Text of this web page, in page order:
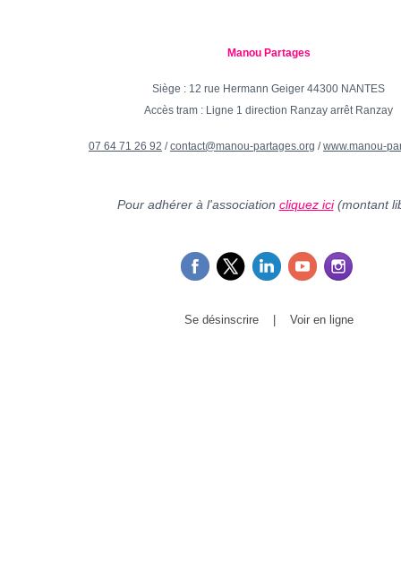
Manou Partages
Siège : 12 rue Hermann Geiger 44300 NANTES
Accès tram : Ligne 1 direction Ranzay arrêt Ranzay
07 64 71 26 92 /contact@manou-partages.org /www.manou-
Pour adhérer à l'association cliquez ici(montant
Se désinscrire Voir en ligne